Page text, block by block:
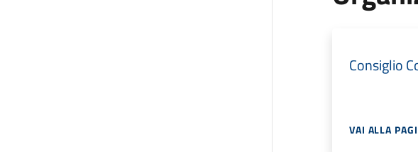
Consiglio
VAI ALLA